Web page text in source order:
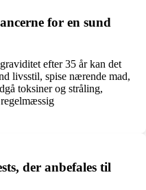
for en sund
efter 35 år kan det
livsstil, spise nærende mad,
toksiner og stråling,
der anbefales til